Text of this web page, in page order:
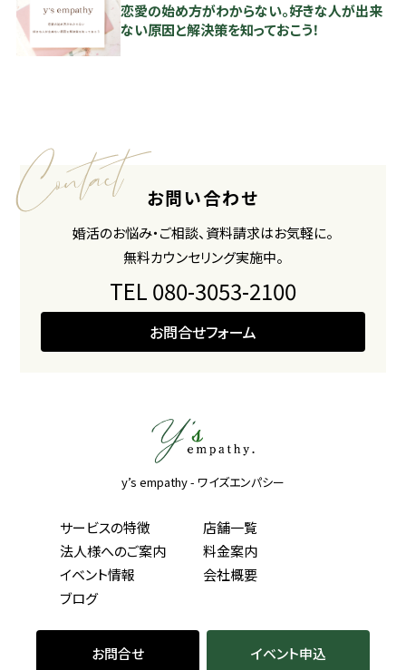
恋愛の始め方がわからない。好きな人が出来
ない原因と解決策を知っておこう！
お問い合わせ
婚活のお悩み・ご相談、資料請求はお気軽に。
無料カウンセリング実施中。
TEL 080-3053-2100
お問合せフォーム
y’s empathy - ワイズエンパシー
サービスの特徴
店舗一覧
法人様へのご案内
料金案内
イベント情報
会社概要
ブログ
お問合せ イベント申込